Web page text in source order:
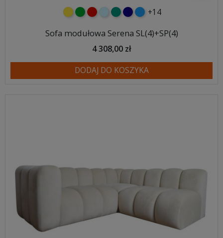
żółtyzielonyczerwony
błękitnyturkusowy
granatowy
niebieski
+14
Sofa modułowa Serena SL(4)+SP(4)
4 308,00 zł
DODAJ DO KOSZYKA